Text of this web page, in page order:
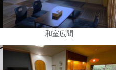
和室広間